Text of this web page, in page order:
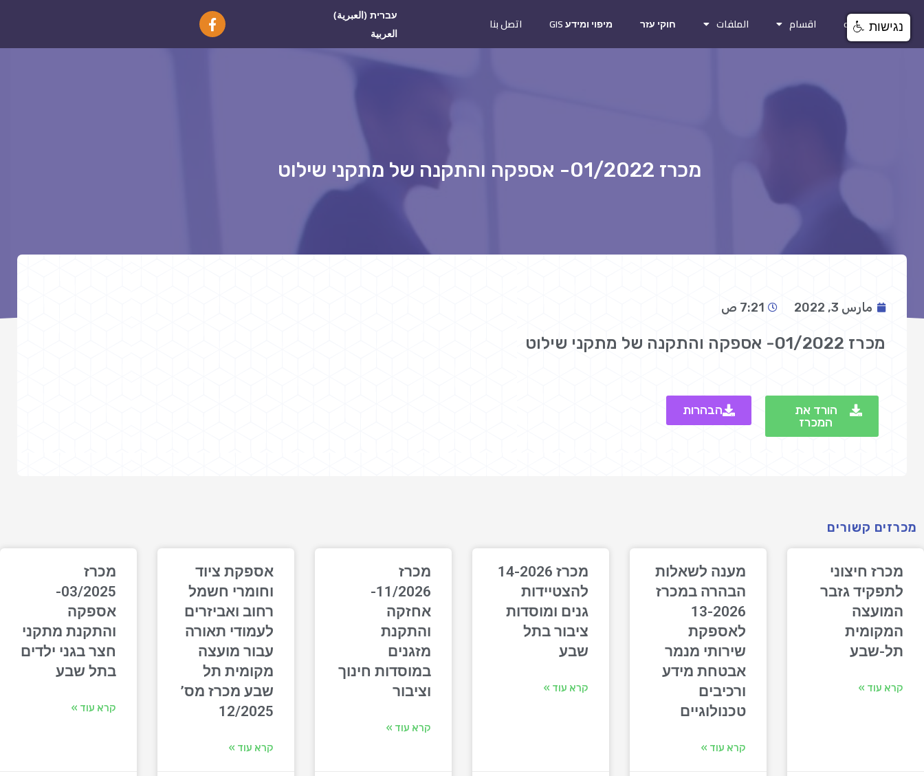
الصفحة الرئيسيه اقسام الملفات חוקי עזר מיפוי ומידע GIS اتصل بنا
עברית(العبرية)
العربية
מכרז 01/2022- אספקה והתקנה של מתקני שילוט
مارس 3, 2022 7:21 ص
מכרז 01/2022- אספקה והתקנה של מתקני שילוט
הורד את
המכרז
הבהרות
מכרזים קשורים
מכרז חיצוני
לתפקיד גזבר
המועצה
המקומית
תל-שבע
קרא עוד »
מענה לשאלות
הבהרה במכרז
13-2026
לאספקת
שירותי מנמר
אבטחת מידע
ורכיבים
טכנולוגיים
קרא עוד »
מכרז 14-2026
להצטיידות
גנים ומוסדות
ציבור בתל
שבע
קרא עוד »
מכרז
11/2026-
אחזקה
והתקנת
מזגנים
במוסדות חינוך
וציבור
קרא עוד »
אספקת ציוד
וחומרי חשמל
רחוב ואביזרים
לעמודי תאורה
עבור מועצה
מקומית תל
שבע מכרז מס’
12/2025
קרא עוד »
מכרז
03/2025-
אספקה
והתקנת מתקני
חצר בגני ילדים
בתל שבע
קרא עוד »
נגישות